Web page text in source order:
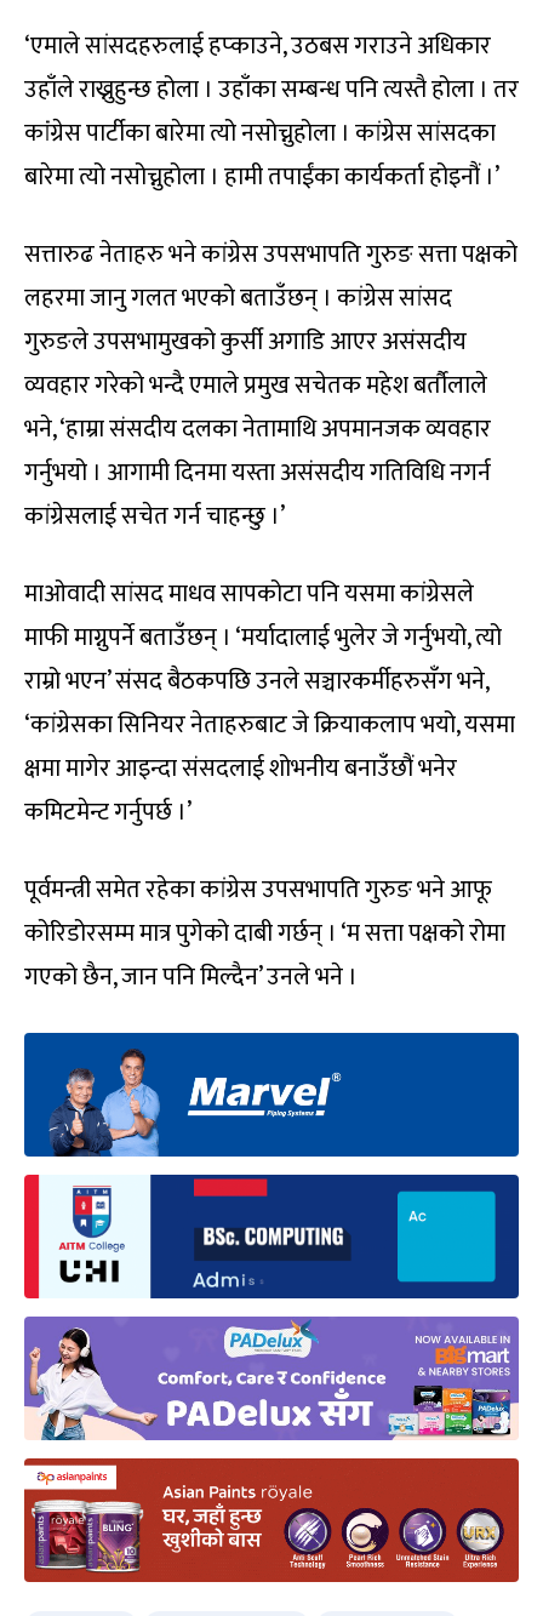
‘एमाले सांसदहरुलाई हप्काउने, उठबस गराउने अधिकार
उहाँले राख्नुहुन्छ होला । उहाँका सम्बन्ध पनि त्यस्तै होला । तर
कांंग्रेस पार्टीका बारेमा त्यो नसोच्नुहोला । कांग्रेस सांसदका
बारेमा त्यो नसोच्नुहोला । हामी तपाईंका कार्यकर्ता होइनौं ।’
सत्तारुढ नेताहरु भने कांग्रेस उपसभापति गुरुङ सत्ता पक्षको
लहरमा जानु गलत भएको बताउँछन् । कांग्रेस सांसद
गुरुङले उपसभामुखको कुर्सी अगाडि आएर असंसदीय
व्यवहार गरेको भन्दै एमाले प्रमुख सचेतक महेश बर्तौलाले
भने, ‘हाम्रा संसदीय दलका नेतामाथि अपमानजक व्यवहार
गर्नुभयो । आगामी दिनमा यस्ता असंसदीय गतिविधि नगर्न
कांग्रेसलाई सचेत गर्न चाहन्छु ।’
माओवादी सांसद माधव सापकोटा पनि यसमा कांग्रेसले
माफी माग्नुपर्ने बताउँछन् । ‘मर्यादालाई भुलेर जे गर्नुभयो, त्यो
राम्रो भएन’ संसद बैठकपछि उनले सञ्चारकर्मीहरुसँग भने,
‘कांग्रेसका सिनियर नेताहरुबाट जे क्रियाकलाप भयो, यसमा
क्षमा मागेर आइन्दा संसदलाई शोभनीय बनाउँछौं भनेर
कमिटमेन्ट गर्नुपर्छ ।’
पूर्वमन्त्री समेत रहेका कांग्रेस उपसभापति गुरुङ भने आफू
कोरिडोरसम्म मात्र पुगेको दाबी गर्छन् । ‘म सत्ता पक्षको रोमा
गएको छैन, जान पनि मिल्दैन’ उनले भने ।